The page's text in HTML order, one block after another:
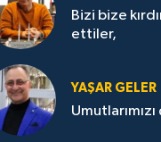
Bizi bize
ettiler,
YAŞAR GELER
Umutlarımızı